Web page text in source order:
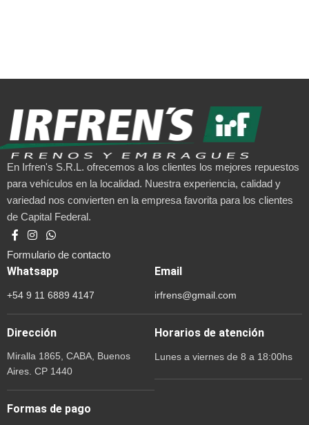
En Irfren's S.R.L. ofrecemos a los clientes los mejores repuestos
para vehículos en la localidad. Nuestra experiencia, calidad y
variedad nos convierten en la empresa favorita para los clientes
de Capital Federal.
Formulario de contacto
Whatsapp
+54 9 11 6889 4147
Email
irfrens@gmail.com
Dirección
Miralla 1865, CABA, Buenos
Aires. CP 1440
Horarios de atención
Lunes a viernes de 8 a 18:00hs
Formas de pago